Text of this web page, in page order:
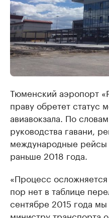
Тюменский аэропорт
праву обретет статус
авиавокзала. По
руководства гавани,
международные рейсы
раньше 2018 года.
«Процесс
пор нет в таблице
сентябре 2015 года
министру транспорта